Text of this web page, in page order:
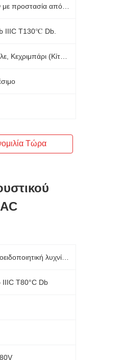
IIIC T130℃ Db.
Τώρα
T80°C Db